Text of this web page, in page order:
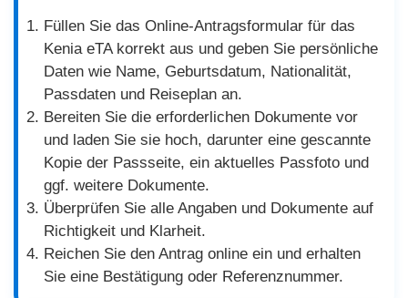
Füllen Sie das Online-Antragsformular für das
Kenia eTA korrekt aus und geben Sie persönliche
Daten wie Name, Geburtsdatum, Nationalität,
Passdaten und Reiseplan an.
Bereiten Sie die erforderlichen Dokumente vor
und laden Sie sie hoch, darunter eine gescannte
Kopie der Passseite, ein aktuelles Passfoto und
ggf. weitere Dokumente.
Überprüfen Sie alle Angaben und Dokumente auf
Richtigkeit und Klarheit.
Reichen Sie den Antrag online ein und erhalten
Sie eine Bestätigung oder Referenznummer.